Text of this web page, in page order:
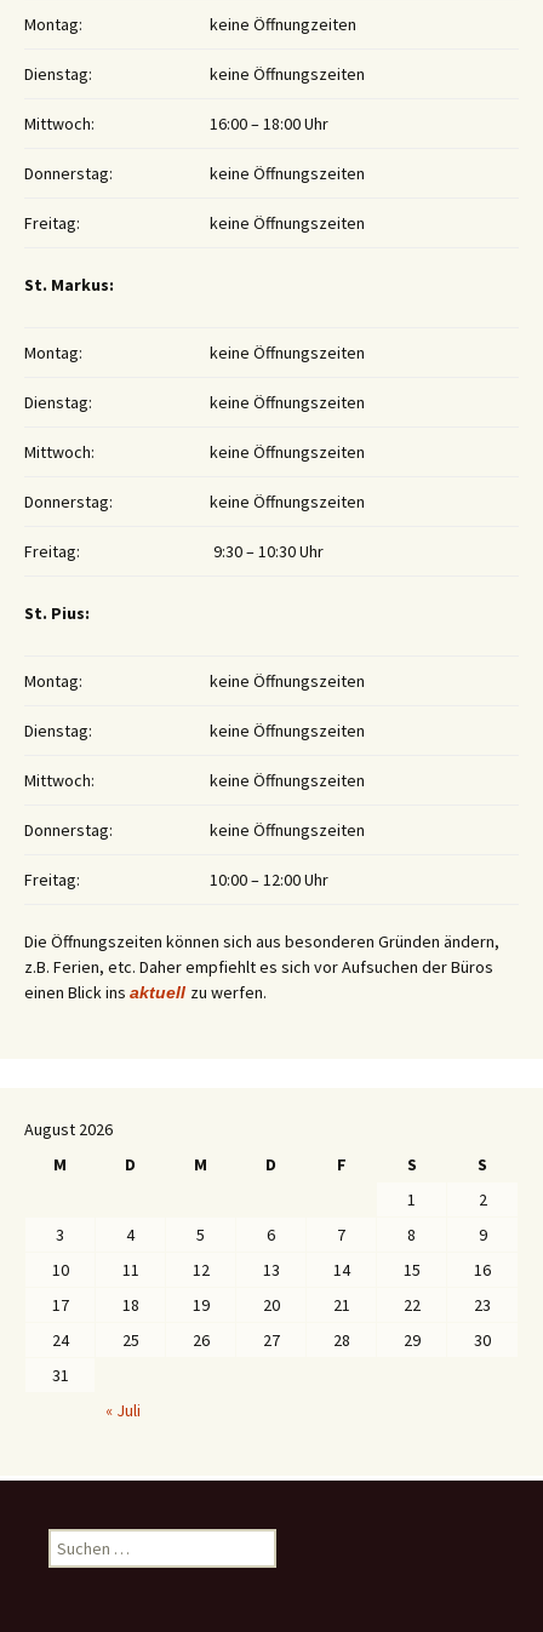
Montag: keine Öffnungzeiten
Dienstag: keine Öffnungszeiten
Mittwoch: 16:00 – 18:00 Uhr
Donnerstag: keine Öffnungszeiten
Freitag: keine Öffnungszeiten
St. Markus:
Montag: keine Öffnungszeiten
Dienstag: keine Öffnungszeiten
Mittwoch: keine Öffnungszeiten
Donnerstag: keine Öffnungszeiten
Freitag: 9:30 – 10:30 Uhr
St. Pius:
Montag: keine Öffnungszeiten
Dienstag: keine Öffnungszeiten
Mittwoch: keine Öffnungszeiten
Donnerstag: keine Öffnungszeiten
Freitag: 10:00 – 12:00 Uhr
Die Öffnungszeiten können sich aus besonderen Gründen ändern,
z.B. Ferien, etc. Daher empfiehlt es sich vor Aufsuchen der Büros
einen Blick ins aktuell zu werfen.
August 2026
M
D M D F S
S
1
2
3
4 5 6 7 8
9
10
11 12 13 14 15
16
17
18 19 20 21 22
23
24
25 26 27 28 29
30
31
« Juli
u